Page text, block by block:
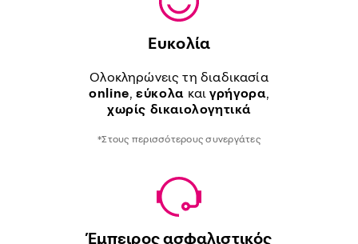
Ευκολία
Ολοκληρώνεις τη διαδικασία
online,εύκολα καιγρήγορα,
χωρίς δικαιολογητικά
*Στους περισσότερους συνεργάτες
Έμπειρος ασφαλιστικός